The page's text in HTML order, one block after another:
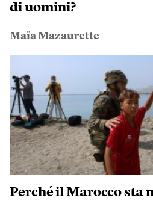
di uomini?
Maïa Mazaurette
Perché il Marocco sta